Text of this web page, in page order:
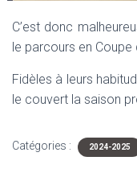
C’est donc
le parcours en
Fidèles à leurs
le couvert la saison
Catégories : 2024-2025